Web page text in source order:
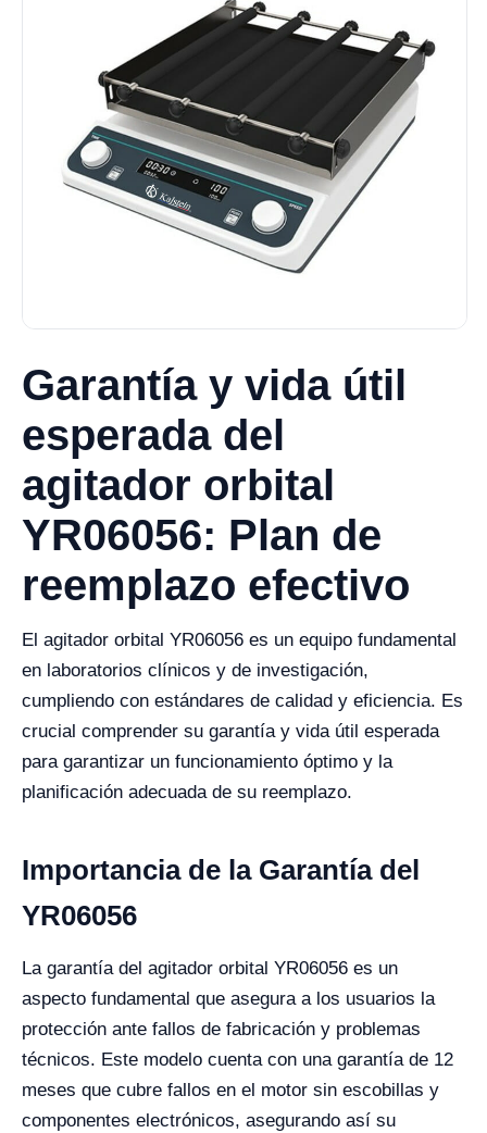
Garantía y vida útil
esperada del
agitador orbital
YR06056: Plan de
reemplazo efectivo
El agitador orbital YR06056 es un equipo fundamental
en laboratorios clínicos y de investigación,
cumpliendo con estándares de calidad y eficiencia. Es
crucial comprender su garantía y vida útil esperada
para garantizar un funcionamiento óptimo y la
planificación adecuada de su reemplazo.
Importancia de la Garantía del
YR06056
La garantía del agitador orbital YR06056 es un
aspecto fundamental que asegura a los usuarios la
protección ante fallos de fabricación y problemas
técnicos. Este modelo cuenta con una garantía de 12
meses que cubre fallos en el motor sin escobillas y
componentes electrónicos, asegurando así su